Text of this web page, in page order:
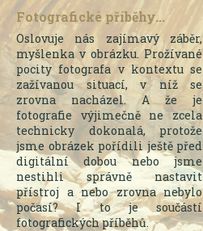
Fotografické příběhy...
Oslovuje nás zajímavý záběr,
myšlenka v obrázku. Prožívané
pocity fotografa v kontextu se
zažívanou situací, v níž se
zrovna nacházel. A že je
fotografie výjimečně ne zcela
technicky dokonalá, protože
jsme obrázek pořídili ještě před
digitální dobou nebo jsme
nestihli správně nastavit
přístroj a nebo zrovna nebylo
počasí? I to je součástí
fotografických příběhů.